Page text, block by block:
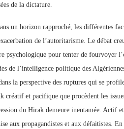
de la dictature.
un horizon rapproché, les différentes
de l’autoritarisme. Le débat
psychologique pour tenter de fourvoyer
de l’intelligence politique des
la perspective des ruptures qui se
créatif et pacifique que procèdent les
du Hirak demeure inentamée. Actif
aux propagandistes et aux défaitistes.